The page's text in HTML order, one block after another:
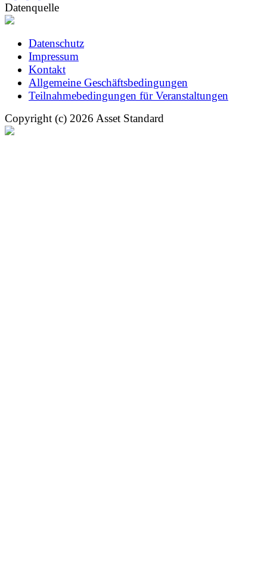
Datenquelle
Datenschutz
Impressum
Kontakt
Allgemeine Geschäftsbedingungen
Teilnahmebedingungen für Veranstaltungen
Copyright (c) 2026 Asset Standard